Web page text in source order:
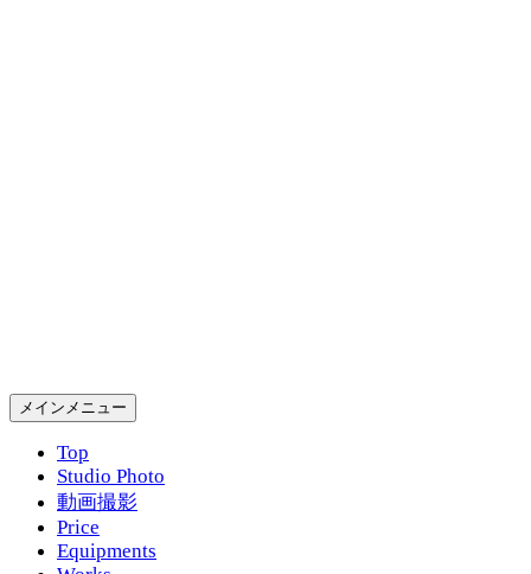
検
索
メインメニュー
Top
Studio Photo
動画撮影
Price
Equipments